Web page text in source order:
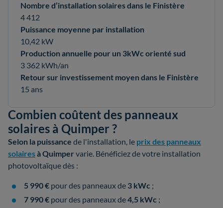
Nombre d’installation solaires dans le Finistère
4 412
Puissance moyenne par installation
10,42 kW
Production annuelle pour un 3kWc orienté sud
3 362 kWh/an
Retour sur investissement moyen dans le Finistère
15 ans
Combien coûtent des panneaux
solaires à Quimper ?
Selon la puissance de l'installation, le prix des panneaux
solairesà Quimper varie. Bénéficiez de votre installation
photovoltaïque dès :
5 990 € pour des panneaux de 3 kWc ;
7 990 € pour des panneaux de4,5 kWc ;